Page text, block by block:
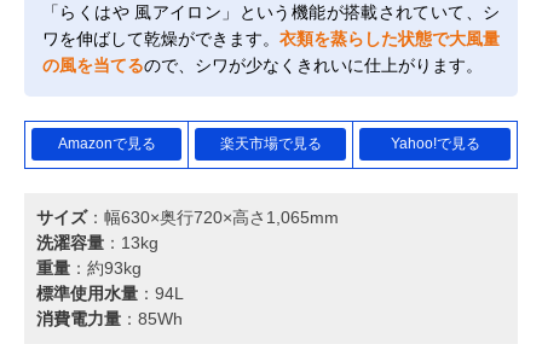
「らくはや 風アイロン」という機能が搭載されていて、シ
ワを伸ばして乾燥ができます。 衣類を蒸らした状態で大風量
の風を当てるので、シワが少なくきれいに仕上がります。
Amazonで見る 楽天市場で見る Yahoo!で見る
サイズ：幅630×奥行720×高さ1,065mm
洗濯容量 ：13kg
重量 ：約93kg
標準使用水量 ：94L
消費電力量 ：85Wh